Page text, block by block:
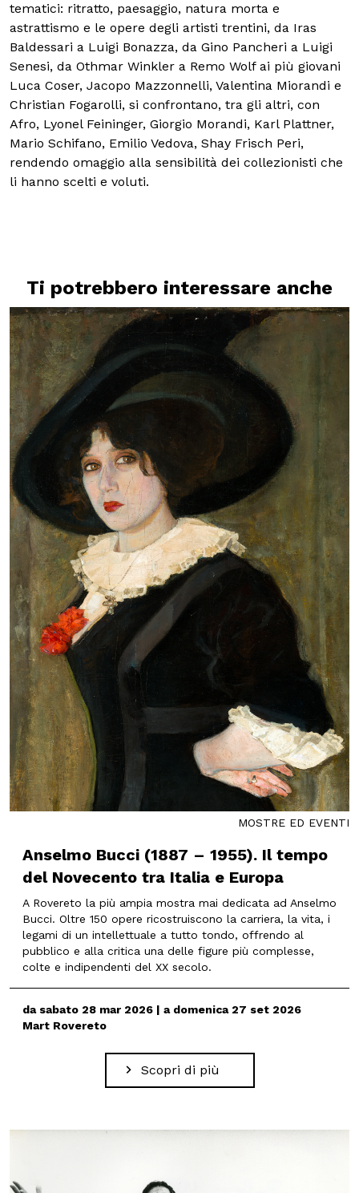
tematici: ritratto, paesaggio, natura morta e
astrattismo e le opere degli artisti trentini, da Iras
Baldessari a Luigi Bonazza, da Gino Pancheri a Luigi
Senesi, da Othmar Winkler a Remo Wolf ai più giovani
Luca Coser, Jacopo Mazzonnelli, Valentina Miorandi e
Christian Fogarolli, si confrontano, tra gli altri, con
Afro, Lyonel Feininger, Giorgio Morandi, Karl Plattner,
Mario Schifano, Emilio Vedova, Shay Frisch Peri,
rendendo omaggio alla sensibilità dei collezionisti che
li hanno scelti e voluti.
Ti potrebbero interessare anche
MOSTRE ED EVENTI
Anselmo Bucci (1887 – 1955). Il tempo
del Novecento tra Italia e Europa
A Rovereto la più ampia mostra mai dedicata ad Anselmo
Bucci. Oltre 150 opere ricostruiscono la carriera, la vita, i
legami di un intellettuale a tutto tondo, offrendo al
pubblico e alla critica una delle figure più complesse,
colte e indipendenti del XX secolo.
da sabato 28 mar 2026 | a domenica 27 set 2026
Mart Rovereto
Scopri di più